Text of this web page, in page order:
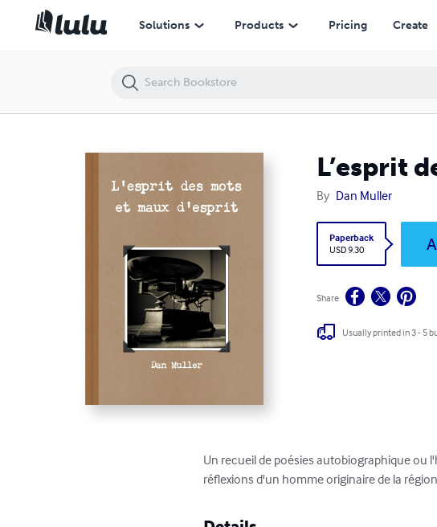
Solutions Products Pricing Create
L’esprit
By Dan Muller
Paperback
USD 9.30
Share
Usually printed in 3 - 5
Un recueil de poésies autobiographique ou
réflexions d'un homme originaire de la
L’esprit des mots et maux d’esprit